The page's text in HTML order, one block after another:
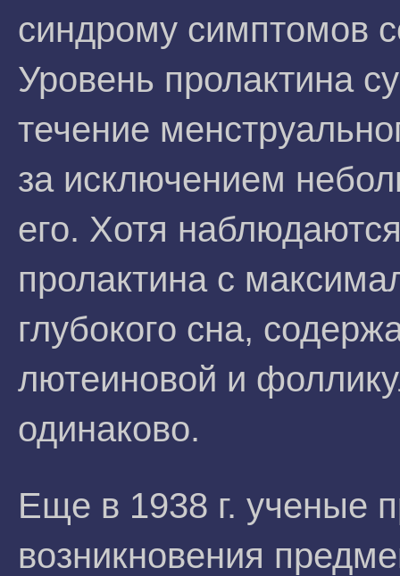
синдрому симптомов
Уровень пролактина
течение
за исключением
его. Хотя
пролактина с
глубокого сна,
лютеиновой и
одинаково.
Еще в 1938 г. ученые
возникновения